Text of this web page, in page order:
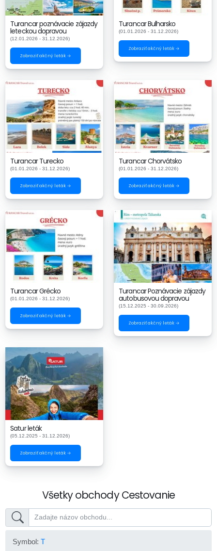
Turancar poznávacie zájazdy
leteckou dopravou
(12.01.2026 - 31.12.2026)
Zobraziť akčný leták →
Turancar Bulharsko
(01.01.2026 - 31.12.2026)
Zobraziť akčný leták →
Turancar Turecko
(01.01.2026 - 31.12.2026)
Zobraziť akčný leták →
Turancar Chorvátsko
(01.01.2026 - 31.12.2026)
Zobraziť akčný leták →
Turancar Grécko
(01.01.2026 - 31.12.2026)
Zobraziť akčný leták →
Turancar Poznávacie zájazdy
autobusovou dopravou
(15.12.2025 - 30.09.2026)
Zobraziť akčný leták →
Satur leták
(05.12.2025 - 31.12.2026)
Zobraziť akčný leták →
Všetky obchody Cestovanie
Symbol:T